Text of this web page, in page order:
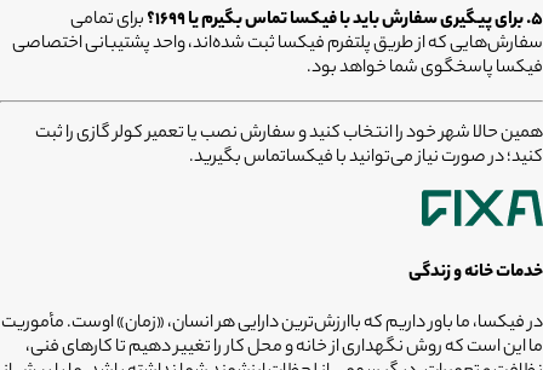
۵. برای پیگیری سفارش باید با فیکسا تماس بگیرم یا ۱۶۹۹؟
برای تمامی
سفارش‌هایی که از طریق پلتفرم فیکسا ثبت شده‌اند، واحد پشتیبانی اختصاصی
فیکسا پاسخگوی شما خواهد بود.
همین حالا شهر خود را انتخاب کنید و سفارش نصب یا تعمیر کولر گازی را ثبت
کنید؛ در صورت نیاز می‌توانید با فیکساتماس بگیرید.
خدمات خانه و زندگی
در فیکسا، ما باور داریم که باارزش‌ترین دارایی هر انسان، «زمان» اوست. مأموریت
ما این است که روش نگهداری از خانه و محل کار را تغییر دهیم تا کارهای فنی،